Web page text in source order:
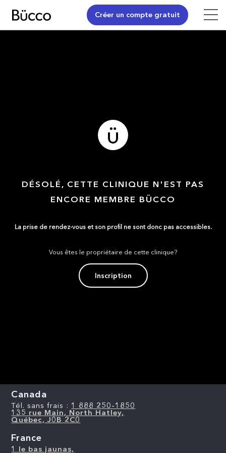
Créer un compte gratuit
DÉSOLÉ, CETTE CLINIQUE N'EST PAS
ENCORE MEMBRE BÜCCO
La prise de rendez-vous et son profil ne sont donc pas accessibles.
Vous êtes le propriétaire de cette clinique?
Inscription
Canada
Tél. sans frais : 1 888 250-1850
135 rue Main, North Hatley,
Québec, J0B 2C0
France
1 le bas jaunas,